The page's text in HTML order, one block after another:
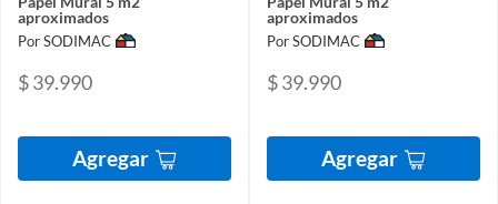
aproximados
Por SODIMAC
$ 39.990
Agregar
aproximados
Por SODIMAC
$ 39.990
Agregar